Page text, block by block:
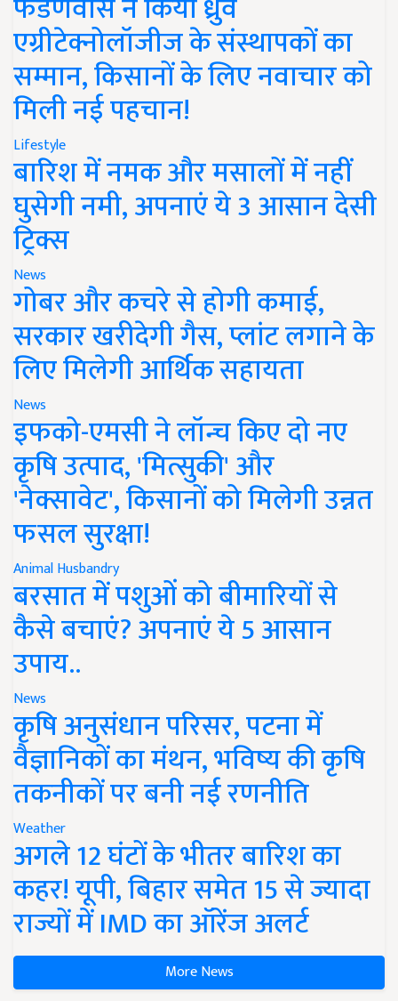
फडणवीस ने किया ध्रुव
एग्रीटेक्नोलॉजीज के संस्थापकों का
सम्मान, किसानों के लिए नवाचार को
मिली नई पहचान!
Lifestyle
बारिश में नमक और मसालों में नहीं
घुसेगी नमी, अपनाएं ये 3 आसान देसी
ट्रिक्स
News
गोबर और कचरे से होगी कमाई,
सरकार खरीदेगी गैस, प्लांट लगाने के
लिए मिलेगी आर्थिक सहायता
News
इफको-एमसी ने लॉन्च किए दो नए
कृषि उत्पाद, 'मित्सुकी' और
'नेक्सावेट', किसानों को मिलेगी उन्नत
फसल सुरक्षा!
Animal Husbandry
बरसात में पशुओं को बीमारियों से
कैसे बचाएं? अपनाएं ये 5 आसान
उपाय..
News
कृषि अनुसंधान परिसर, पटना में
वैज्ञानिकों का मंथन, भविष्य की कृषि
तकनीकों पर बनी नई रणनीति
Weather
अगले 12 घंटों के भीतर बारिश का
कहर! यूपी, बिहार समेत 15 से ज्यादा
राज्यों में IMD का ऑरेंज अलर्ट
More News